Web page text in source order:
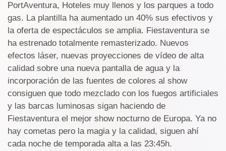
PortAventura, Hoteles muy llenos y los parques a todo
gas. La plantilla ha aumentado un 40% sus efectivos y
la oferta de espectáculos se amplia. Fiestaventura se
ha estrenado totalmente remasterizado. Nuevos
efectos láser, nuevas proyecciones de vídeo de alta
calidad sobre una nueva pantalla de agua y la
incorporación de las fuentes de colores al show
consiguen que todo mezclado con los fuegos artificiales
y las barcas luminosas sigan haciendo de
Fiestaventura el mejor show nocturno de Europa. Ya no
hay cometas pero la magia y la calidad, siguen ahí
cada noche de temporada alta a las 23:45h.